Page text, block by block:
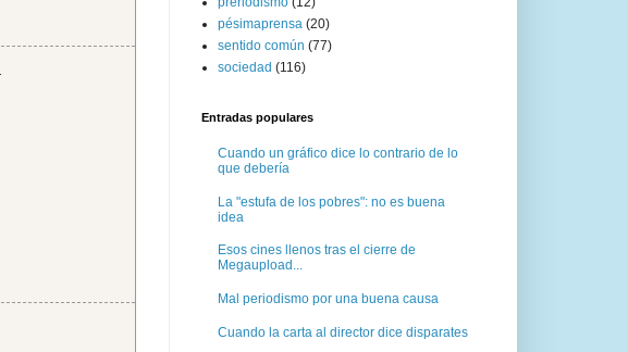
pésimaprensa (20)
sentido común (77)
sociedad (116)
Entradas populares
Cuando un gráfico dice lo contrario de lo
que debería
La "estufa de los pobres": no es buena
idea
Esos cines llenos tras el cierre de
Megaupload...
Mal periodismo por una buena causa
Cuando la carta al director dice disparates